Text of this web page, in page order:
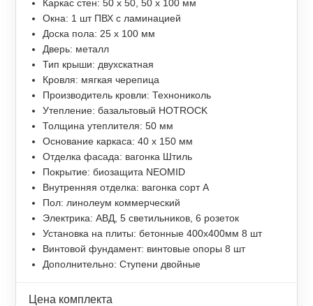
Каркас стен: 50 х 50, 50 х 100 мм
Окна: 1 шт ПВХ с ламинацией
Доска пола: 25 х 100 мм
Дверь: металл
Тип крыши: двухскатная
Кровля: мягкая черепица
Производитель кровли: Технониколь
Утепление: базальтовый HOTROCK
Толщина утеплителя: 50 мм
Основание каркаса: 40 х 150 мм
Отделка фасада: вагонка Штиль
Покрытие: биозащита NEOMID
Внутренняя отделка: вагонка сорт А
Пол: линолеум коммерческий
Электрика: АВД, 5 светильников, 6 розеток
Установка на плиты: бетонные 400х400мм 8 шт
Винтовой фундамент: винтовые опоры 8 шт
Дополнительно: Ступени двойные
Цена комплекта